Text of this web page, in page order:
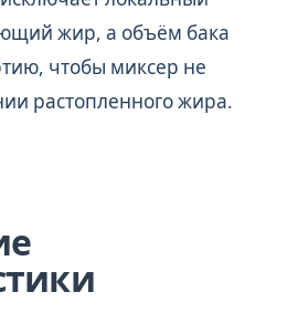
жир, а объём бака
чтобы миксер не
растопленного жира.